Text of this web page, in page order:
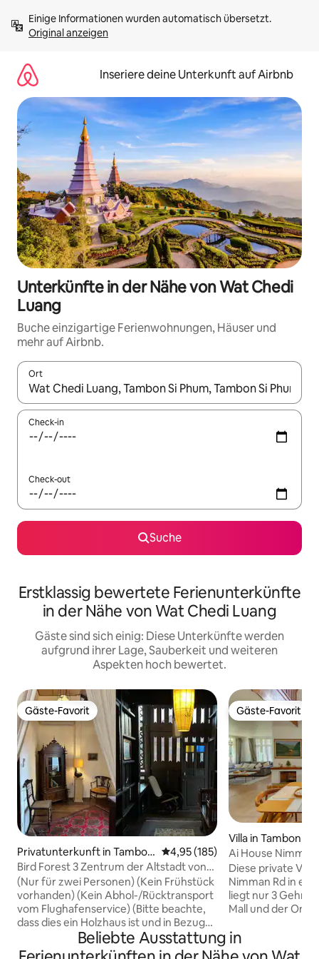
Inhalten
springenOriginal anzeigen
Inseriere deine Unterkunft auf Airbnb
Unterkünfte in der Nähe von Wat Chedi
Luang
Buche einzigartige Ferienwohnungen, Häuser und
mehr auf Airbnb.
Ort
Wenn Ergebnisse verfügbar sind, navigiere mit den
Check-in
Check-out
Suche
Erstklassig bewertete Ferienunterkünfte
in der Nähe von Wat Chedi Luang
Gäste sind sich einig: Diese Unterkünfte werden
aufgrund ihrer Lage, Sauberkeit und weiteren
Aspekten hoch bewertet.
Gäste-Favorit
Gäste-Favorit
Privatunterkunft in Tambon
Phra Sing
Durchschnittliche Bewertung:
4,95 (185)
Bird Forest 3 Zentrum der Altstadt von
Chiang Mai, antikes Grapefruit-Holzhaus
(10 Minuten zu Fuß zu den wichtigsten
Sehenswürdigkeiten von Chiang Mai)
(Nur für zwei Personen) (Kein Frühstück
vorhanden) (Kein Abhol-/Rücktransport
vom Flughafenservice) (Bitte beachte,
dass dies ein Holzhaus ist und in Bezug
auf die Schallisolierung nicht gut ist)
Eingebettet in die Gasse mitten im
Gäste-Favorit
Gäste-Favorit
Villa in Tambon
Ai House
Diese private
Nimman Rd in
liegt nur 3
Mall und der One
und 4
geräumigen
Beliebte Ausstattung in